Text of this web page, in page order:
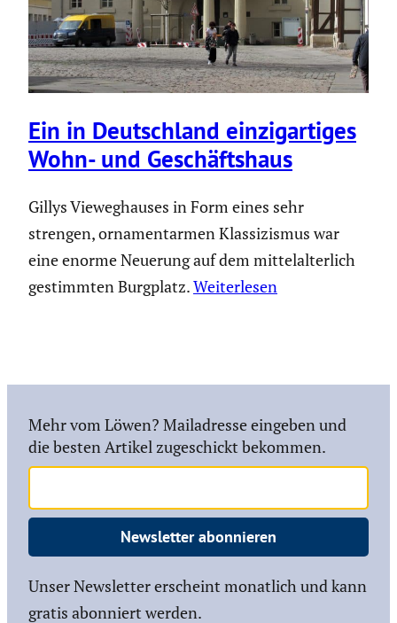
Ein in Deutsch­land einzig­ar­tiges
Wohn- und Geschäfts­haus
Gillys Vieweghauses in Form eines sehr
strengen, ornamentarmen Klassizismus war
eine enorme Neuerung auf dem mittelalterlich
gestimmten Burgplatz.Weiterlesen
Mehr vom Löwen? Mailadresse eingeben und
die besten Artikel zugeschickt bekommen.
Newsletter abonnieren
Unser Newsletter erscheint monatlich und kann
gratis abonniert werden.